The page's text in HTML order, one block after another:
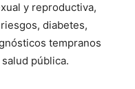
y reproductiva,
diabetes,
tempranos
pública.